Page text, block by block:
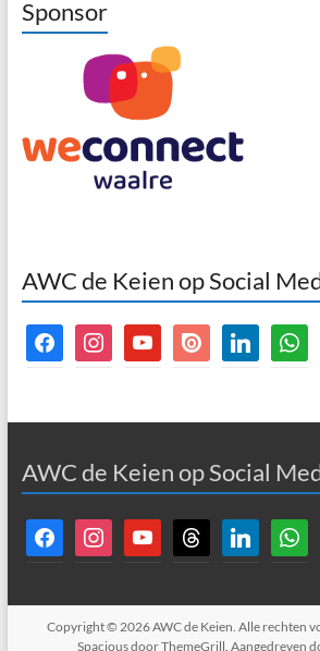
Sponsor
AWC de Keien op Social
facebookinstagramyoutubeissuu linkedin
AWC de Keien op Social
facebookinstagramyoutube threads linkedin
Copyright © 2026AWC de Keien. Alle rechten
Spaciousdoor ThemeGrill. Aangedreven